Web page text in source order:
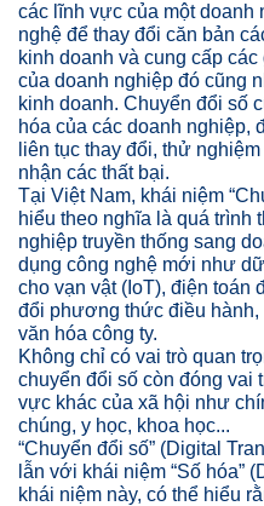
các lĩnh vực của một doanh
nghệ để thay đổi căn bản
kinh doanh và cung cấp
của doanh nghiệp đó cũng
kinh doanh. Chuyển đổi số
hóa của các doanh nghiệp,
liên tục thay đổi, thử
nhận các thất bại.
Tại Việt Nam, khái niệm
hiểu theo nghĩa là quá trình
nghiệp truyền thống sang
dụng công nghệ mới như
cho vạn vật (IoT), điện
đổi phương thức điều hành,
văn hóa công ty.
Không chỉ có vai trò quan
chuyển đổi số còn đóng vai
vực khác của xã hội như
chúng, y học, khoa học...
“Chuyển đổi số” (Digital
lẫn với khái niệm “Số hóa”
khái niệm này, có thể hiểu